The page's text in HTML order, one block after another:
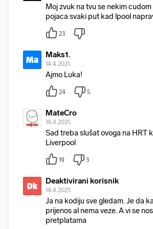
Moj zvuk na tvu se nekim
pojaca svaki put kad lpool
23
Ma Maks1.
14.4.2021.
Ajmo Luka!
24 5
MateCro
14.4.2021.
Sad treba slušat ovoga na HRT
Liverpool
19 3
Dk Deaktivirani korisnik
14.4.2021.
Ja na kodiju sve gledam. Je da
prijenos al nema veze. A vi se
pretplatama